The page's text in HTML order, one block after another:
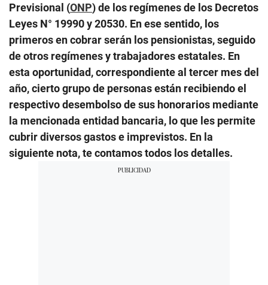
Previsional (ONP) de los regímenes de los Decretos
Leyes N° 19990 y 20530. En ese sentido, los
primeros en cobrar serán los pensionistas, seguido
de otros regímenes y trabajadores estatales. En
esta oportunidad, correspondiente al tercer mes del
año, cierto grupo de personas están recibiendo el
respectivo desembolso de sus honorarios mediante
la mencionada entidad bancaria, lo que les permite
cubrir diversos gastos e imprevistos. En la
siguiente nota, te contamos todos los detalles.